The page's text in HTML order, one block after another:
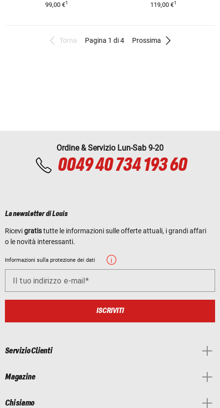
99,00 €1
119,00 €1
Torna Pagina 1 di 4 Prossima
Ordine & Servizio Lun-Sab 9-20
0049 40 734 193 60
La newsletter di Louis
Ricevigratistutte le informazioni sulle offerte attuali, i grandi affari
o le novità interessanti.
Informazioni sulla protezione dei dati
Il tuo indirizzo e-mail
ISCRIVITI
Servizio Clienti
Magazine
Chi siamo